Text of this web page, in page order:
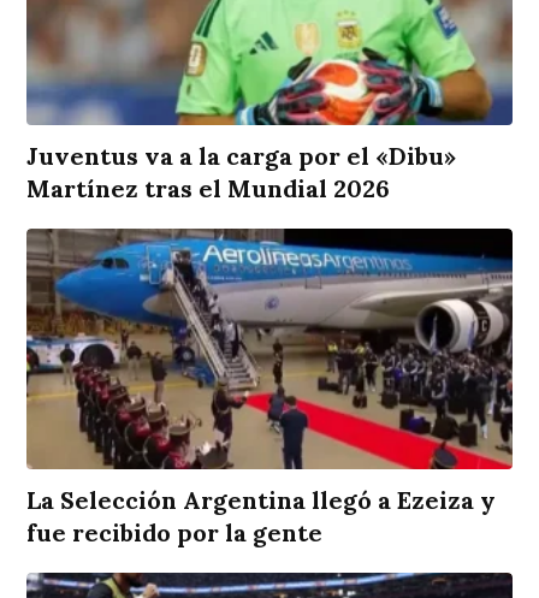
Juventus va a la carga por el «Dibu»
Martínez tras el Mundial 2026
La Selección Argentina llegó a Ezeiza y
fue recibido por la gente